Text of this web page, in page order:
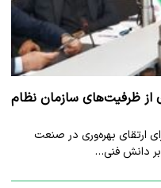
از ظرفیت‌های سازمان نظام
ارتقای بهره‌وری در صنعت
بر دانش فنی…